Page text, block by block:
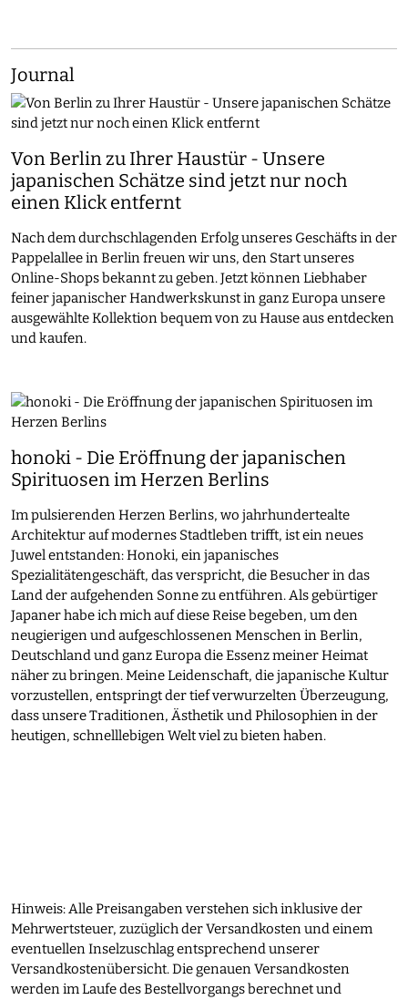
Journal
Von Berlin zu Ihrer Haustür - Unsere
japanischen Schätze sind jetzt nur noch
einen Klick entfernt
Nach dem durchschlagenden Erfolg unseres Geschäfts in der
Pappelallee in Berlin freuen wir uns, den Start unseres
Online-Shops bekannt zu geben. Jetzt können Liebhaber
feiner japanischer Handwerkskunst in ganz Europa unsere
ausgewählte Kollektion bequem von zu Hause aus entdecken
und kaufen.
honoki - Die Eröffnung der japanischen
Spirituosen im Herzen Berlins
Im pulsierenden Herzen Berlins, wo jahrhundertealte
Architektur auf modernes Stadtleben trifft, ist ein neues
Juwel entstanden: Honoki, ein japanisches
Spezialitätengeschäft, das verspricht, die Besucher in das
Land der aufgehenden Sonne zu entführen. Als gebürtiger
Japaner habe ich mich auf diese Reise begeben, um den
neugierigen und aufgeschlossenen Menschen in Berlin,
Deutschland und ganz Europa die Essenz meiner Heimat
näher zu bringen. Meine Leidenschaft, die japanische Kultur
vorzustellen, entspringt der tief verwurzelten Überzeugung,
dass unsere Traditionen, Ästhetik und Philosophien in der
heutigen, schnelllebigen Welt viel zu bieten haben.
Hinweis: Alle Preisangaben verstehen sich inklusive der
Mehrwertsteuer, zuzüglich der Versandkosten und einem
eventuellen Inselzuschlag entsprechend unserer
Versandkostenübersicht. Die genauen Versandkosten
werden im Laufe des Bestellvorgangs berechnet und